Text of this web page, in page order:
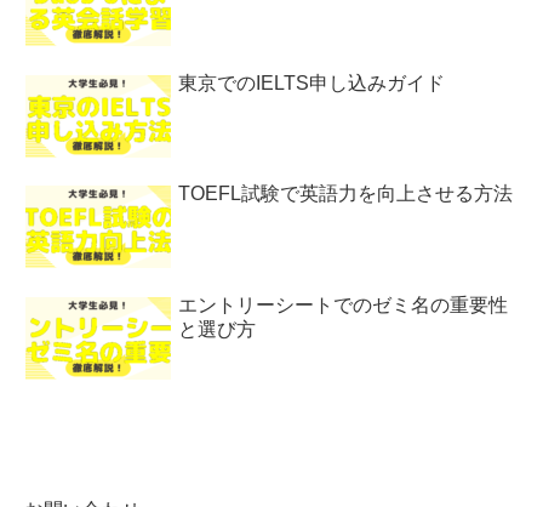
東京でのIELTS申し込みガイド
TOEFL試験で英語力を向上させる方法
エントリーシートでのゼミ名の重要性
と選び方